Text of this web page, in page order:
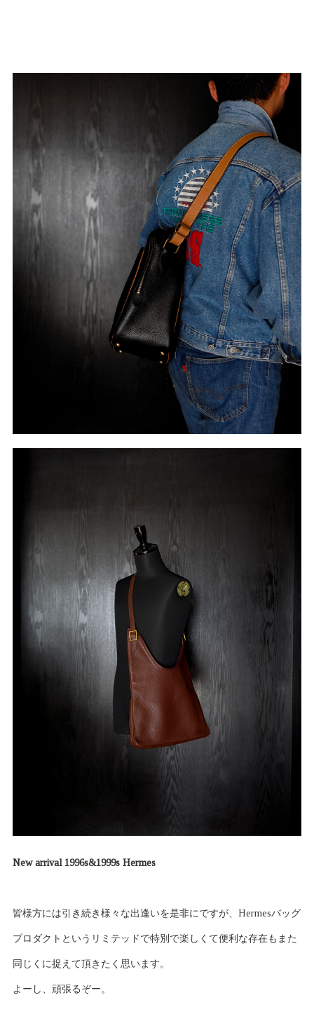
New arrival 1996s&1999s Hermes
皆様方には引き続き様々な出逢いを是非にですが、Hermesバッグ
プロダクトというリミテッドで特別で楽しくて便利な存在もまた
同じくに捉えて頂きたく思います。
よーし、頑張るぞー。